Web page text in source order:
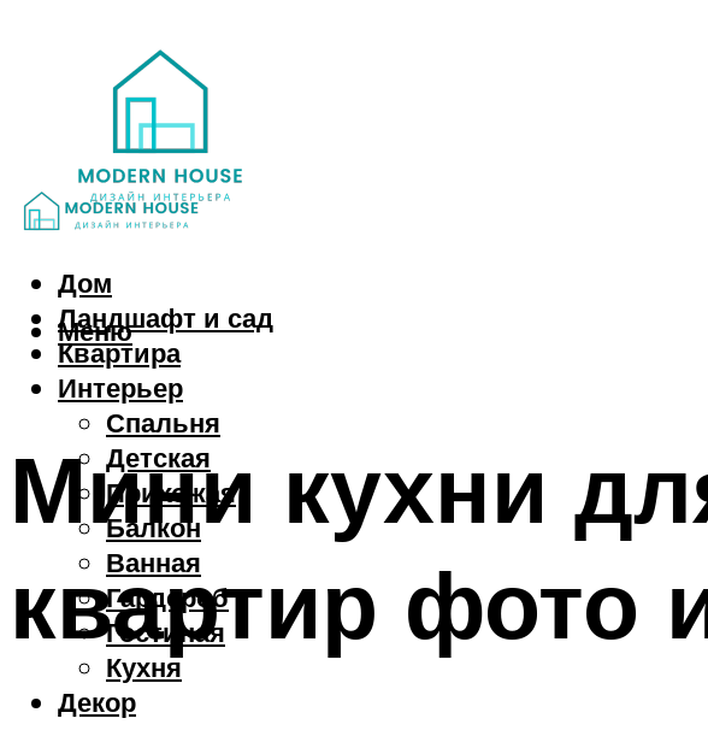
Дом
Ландшафт и сад
Квартира
Интерьер
Спальня
Детская
Прихожая
Балкон
Ванная
Гардероб
Гостиная
Кухня
Декор
Меню
Мини кухни
квартир фото